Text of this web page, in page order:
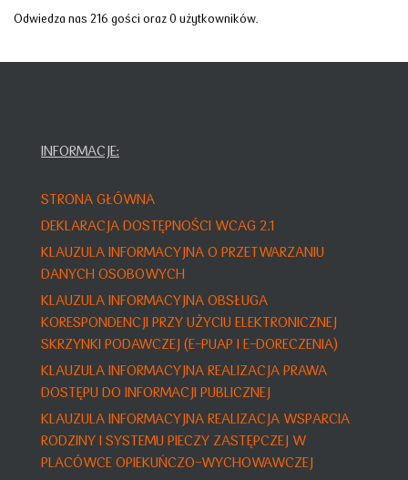
Odwiedza nas 216 gości oraz 0 użytkowników.
INFORMACJE:
STRONA GŁÓWNA
DEKLARACJA DOSTĘPNOŚCI WCAG 2.1
KLAUZULA INFORMACYJNA O PRZETWARZANIU
DANYCH OSOBOWYCH
KLAUZULA INFORMACYJNA OBSŁUGA
KORESPONDENCJI PRZY UŻYCIU ELEKTRONICZNEJ
SKRZYNKI PODAWCZEJ (E-PUAP I E-DORECZENIA)
KLAUZULA INFORMACYJNA REALIZACJA PRAWA
DOSTĘPU DO INFORMACJI PUBLICZNEJ
KLAUZULA INFORMACYJNA REALIZACJA WSPARCIA
RODZINY I SYSTEMU PIECZY ZASTĘPCZEJ W
PLACÓWCE OPIEKUŃCZO-WYCHOWAWCZEJ